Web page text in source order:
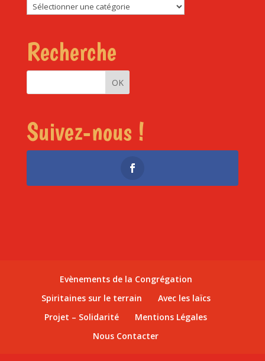
Rubriques
Recherche
Suivez-nous !
Evènements de la Congrégation
Spiritaines sur le terrain
Avec les laïcs
Projet – Solidarité
Mentions Légales
Nous Contacter